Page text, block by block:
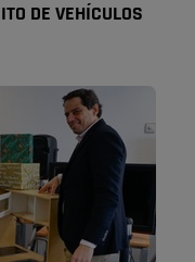
DE VEHÍCULOS